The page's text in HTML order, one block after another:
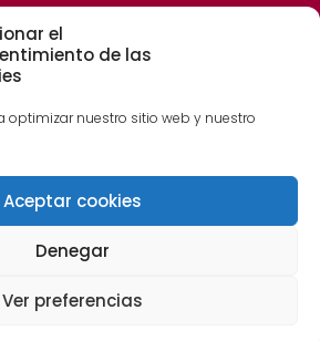
el
de las
optimizar nuestro sitio web y nuestro
Aceptar cookies
Denegar
Ver preferencias
Museos de Tenerife. Todos los
reservados